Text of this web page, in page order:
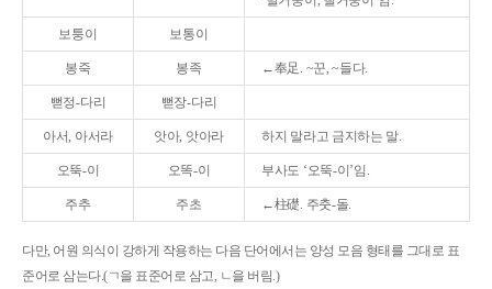
보퉁이 보통이
봉죽 봉족 ←奉足. ~꾼, ~들다.
뻗정-다리 뻗장-다리
아서, 아서라 앗아, 앗아라 하지 말라고 금지하는 말.
오뚝-이 오똑-이 부사도 ‘오뚝-이’임.
주추 주초 ←柱礎. 주춧-돌.
다만, 어원 의식이 강하게 작용하는 다음 단어에서는 양성 모음 형태를 그대로 표
준어로 삼는다.(ㄱ을 표준어로 삼고, ㄴ을 버림.)